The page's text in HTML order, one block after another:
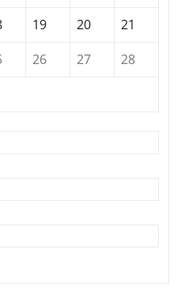
19 20
21
26 27
28